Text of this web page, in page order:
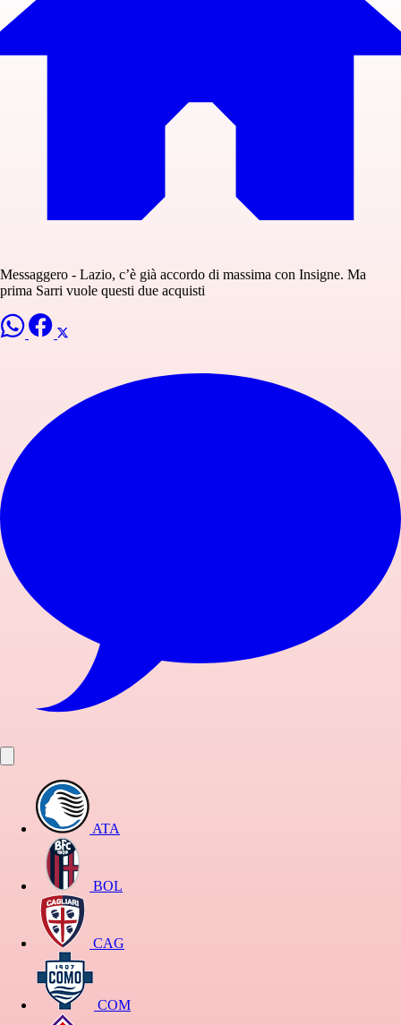
Messaggero - Lazio, c’è già accordo di massima con Insigne. Ma
prima Sarri vuole questi due acquisti
ATA
BOL
CAG
COM